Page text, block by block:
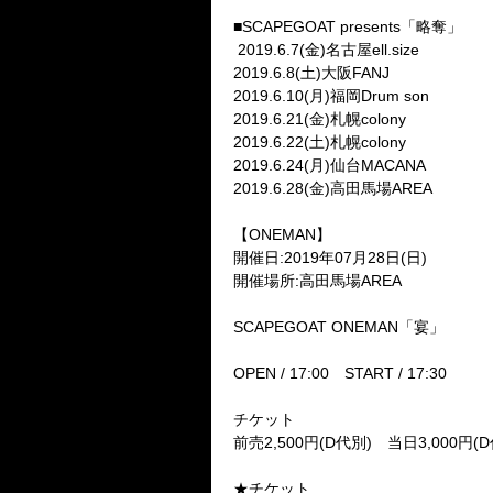
■SCAPEGOAT presents 「略奪」
2019.6.7(金)名古屋ell.size
2019.6.8(土)大阪FANJ
2019.6.10(月)福岡Drum son
2019.6.21(金)札幌colony
2019.6.22(土)札幌colony
2019.6.24(月)仙台MACANA
2019.6.28(金)高田馬場AREA
【ONEMAN】
開催日:2019年07月28日(日)
開催場所:高田馬場AREA
SCAPEGOAT ONEMAN 「宴」
OPEN / 17:00 START / 17:30
チケット
前売2,500円(D代別) 当日3,000円
★チケット